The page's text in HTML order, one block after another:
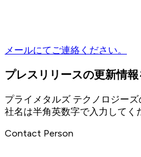
メールにてご連絡ください。
プレスリリースの更新情報
プライメタルズ テクノロジー
社名は半角英数字で入力してく
Contact Person